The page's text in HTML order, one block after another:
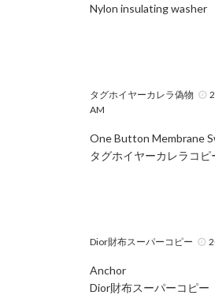
Nylon insulating washer
タグホイヤーカレラ偽物
AM
One Button Membrane
タグホイヤーカレラコピ
Dior財布スーパーコピー
Anchor
Dior財布スーパーコピー